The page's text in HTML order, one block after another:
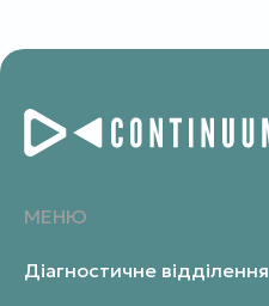
МЕНЮ
Діагностичне відділення